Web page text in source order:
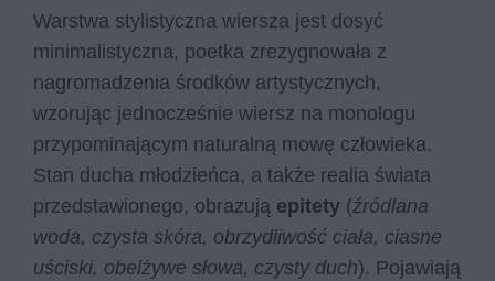
Warstwa stylistyczna wiersza jest dosyć
minimalistyczna, poetka zrezygnowała z
nagromadzenia środków artystycznych,
wzorując jednocześnie wiersz na monologu
przypominającym naturalną mowę człowieka.
Stan ducha młodzieńca, a także realia świata
przedstawionego, obrazują epitety (źródlana
woda, czysta skóra, obrzydliwość ciała, ciasne
uściski, obelżywe słowa, czysty duch). Pojawiają